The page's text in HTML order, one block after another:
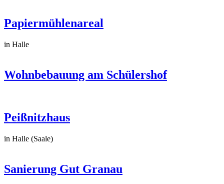
Papiermühlenareal
in Halle
Wohnbebauung am Schülershof
Peißnitzhaus
in Halle (Saale)
Sanierung Gut Granau